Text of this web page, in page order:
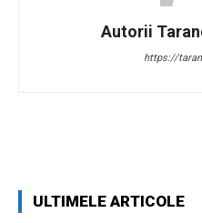
Autorii
https://
ULTIMELE ARTICOLE